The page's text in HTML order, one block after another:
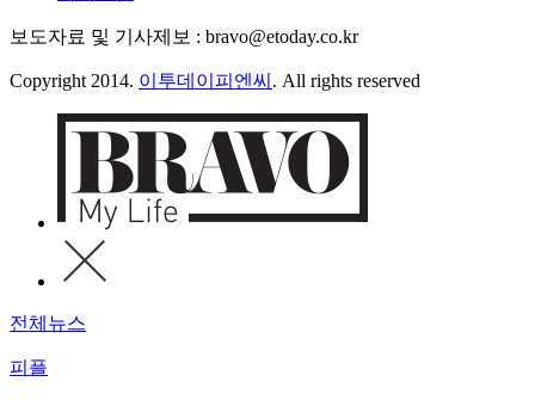
보도자료 및 기사제보 : bravo@etoday.co.kr
Copyright 2014. 이투데이피엔씨 . All rights reserved
전체뉴스
피플